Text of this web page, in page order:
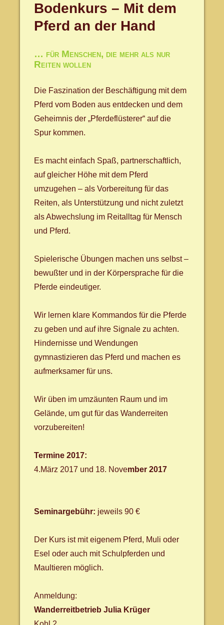
Bodenkurs – Mit dem
Pferd an der Hand
… für Menschen, die mehr als nur
Reiten wollen
Die Faszination der Beschäftigung mit dem
Pferd vom Boden aus entdecken und dem
Geheimnis der „Pferdeflüsterer“ auf die
Spur kommen.
Es macht einfach Spaß, partnerschaftlich,
auf gleicher Höhe mit dem Pferd
umzugehen – als Vorbereitung für das
Reiten, als Unterstützung und nicht zuletzt
als Abwechslung im Reitalltag für Mensch
und Pferd.
Spielerische Übungen machen uns selbst –
bewußter und in der Körpersprache für die
Pferde eindeutiger.
Wir lernen klare Kommandos für die Pferde
zu geben und auf ihre Signale zu achten.
Hindernisse und Wendungen
gymnastizieren das Pferd und machen es
aufmerksamer für uns.
Wir üben im umzäunten Raum und im
Gelände, um gut für das Wanderreiten
vorzubereiten!
Termine 2017:
4.März 2017 und 18. November 2017
Seminargebühr: jeweils 90 €
Der Kurs ist mit eigenem Pferd, Muli oder
Esel oder auch mit Schulpferden und
Maultieren möglich.
Anmeldung:
Wanderreitbetrieb Julia Krüger